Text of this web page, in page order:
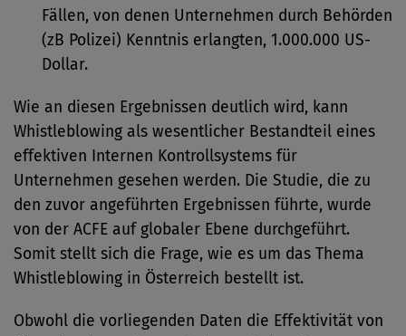
Fällen, von denen Unternehmen durch Behörden
(zB Polizei) Kenntnis erlangten, 1.000.000 US-
Dollar.
Wie an diesen Ergebnissen deutlich wird, kann
Whistleblowing als wesentlicher Bestandteil eines
effektiven Internen Kontrollsystems für
Unternehmen gesehen werden. Die Studie, die zu
den zuvor angeführten Ergebnissen führte, wurde
von der ACFE auf globaler Ebene durchgeführt.
Somit stellt sich die Frage, wie es um das Thema
Whistleblowing in Österreich bestellt ist.
Obwohl die vorliegenden Daten die Effektivität von